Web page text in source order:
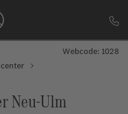
Webcode: 1028
Neu-Ulm